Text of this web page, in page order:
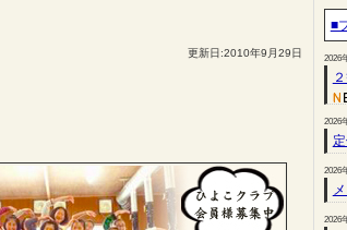
更新日:2010年9月29日
■
2026
2026
2026
2026